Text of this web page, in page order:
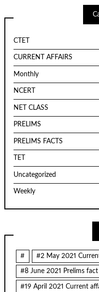
CTET
CURRENT AFFAIRS
Monthly
NCERT
NET CLASS
PRELIMS
PRELIMS FACTS
TET
Uncategorized
Weekly
# #2 May 2021
#8 June 2021 Prelims fact
#19 April 2021 Current